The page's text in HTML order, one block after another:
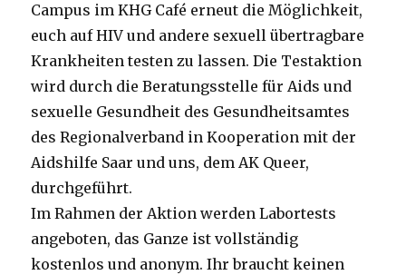
Campus im KHG Café erneut die Möglichkeit,
euch auf HIV und andere sexuell übertragbare
Krankheiten testen zu lassen. Die Testaktion
wird durch die Beratungsstelle für Aids und
sexuelle Gesundheit des Gesundheitsamtes
des Regionalverband in Kooperation mit der
Aidshilfe Saar und uns, dem AK Queer,
durchgeführt.
Im Rahmen der Aktion werden Labortests
angeboten, das Ganze ist vollständig
kostenlos und anonym. Ihr braucht keinen